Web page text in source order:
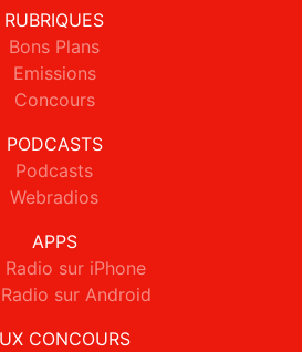
RUBRIQUES
Bons Plans
Emissions
Concours
PODCASTS
Podcasts
Webradios
APPS
Radio sur iPhone
sur Android
CONCOURS